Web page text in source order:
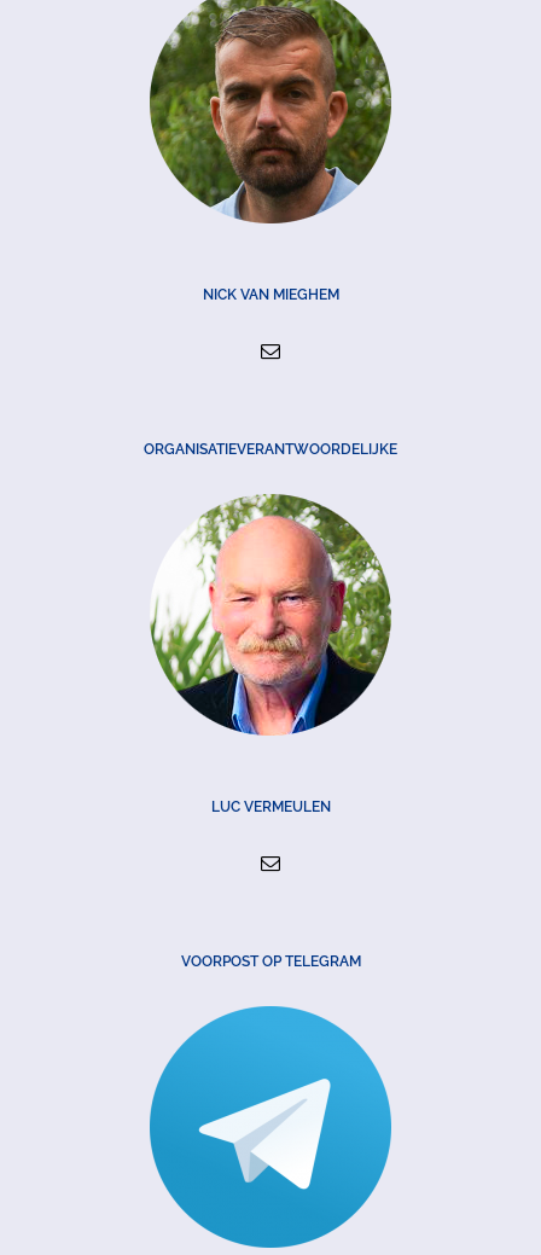
NICK VAN MIEGHEM
ORGANISATIEVERANTWOORDELIJKE
LUC VERMEULEN
VOORPOST OP TELEGRAM